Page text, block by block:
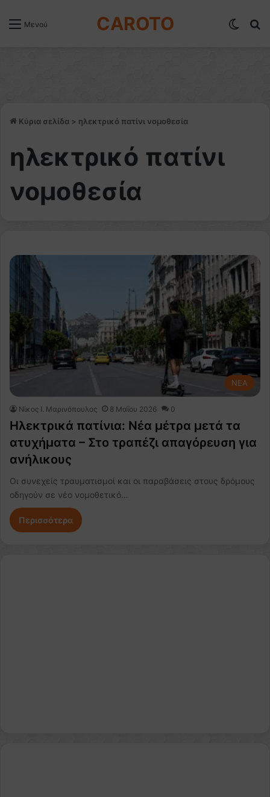
Μενού CAROTO
Κύρια σελίδα > ηλεκτρικό πατίνι νομοθεσία
ηλεκτρικό πατίνι
νομοθεσία
NEA
Nίκος Ι. Mαρινόπουλος 8 Μαΐου 2026 0
Ηλεκτρικά πατίνια: Νέα μέτρα μετά τα
ατυχήματα – Στο τραπέζι απαγόρευση για
ανήλικους
Οι συνεχείς τραυματισμοί και οι παραβάσεις στους δρόμους
οδηγούν σε νέο νομοθετικό…
Περισσότερα